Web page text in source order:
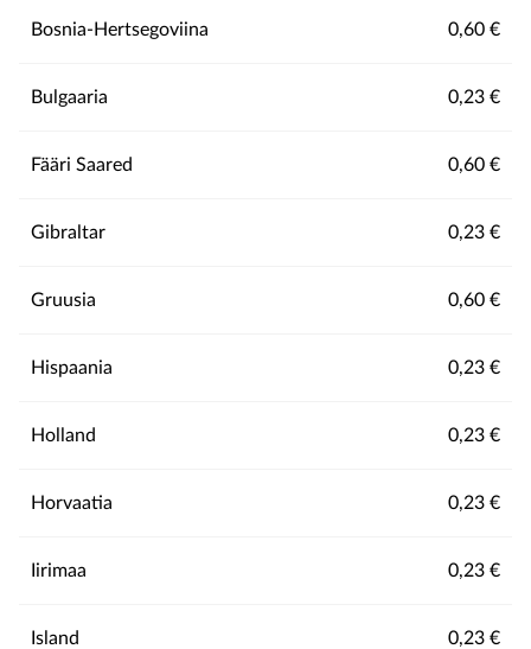
Bosnia-Hertsegoviina 0,60 €
Bulgaaria 0,23 €
Fääri Saared 0,60 €
Gibraltar 0,23 €
Gruusia 0,60 €
Hispaania 0,23 €
Holland 0,23 €
Horvaatia 0,23 €
Iirimaa 0,23 €
Island 0,23 €